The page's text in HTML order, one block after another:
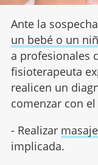
Ante la
un bebé o un
a profesionales
fisioterapeuta
realicen un
comenzar con
- Realizar
implicada.